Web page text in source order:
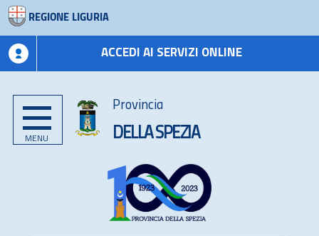
REGIONE LIGURIA
ACCEDI AI SERVIZI ONLINE
MENU
Provincia
DELLA SPEZIA